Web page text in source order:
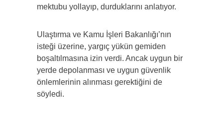
mektubu yollayıp, durduklarını anlatıyor.
Ulaştırma ve Kamu İşleri Bakanlığı’nın
isteği üzerine, yargıç yükün gemiden
boşaltılmasına izin verdi. Ancak uygun bir
yerde depolanması ve uygun güvenlik
önlemlerinin alınması gerektiğini de
söyledi.